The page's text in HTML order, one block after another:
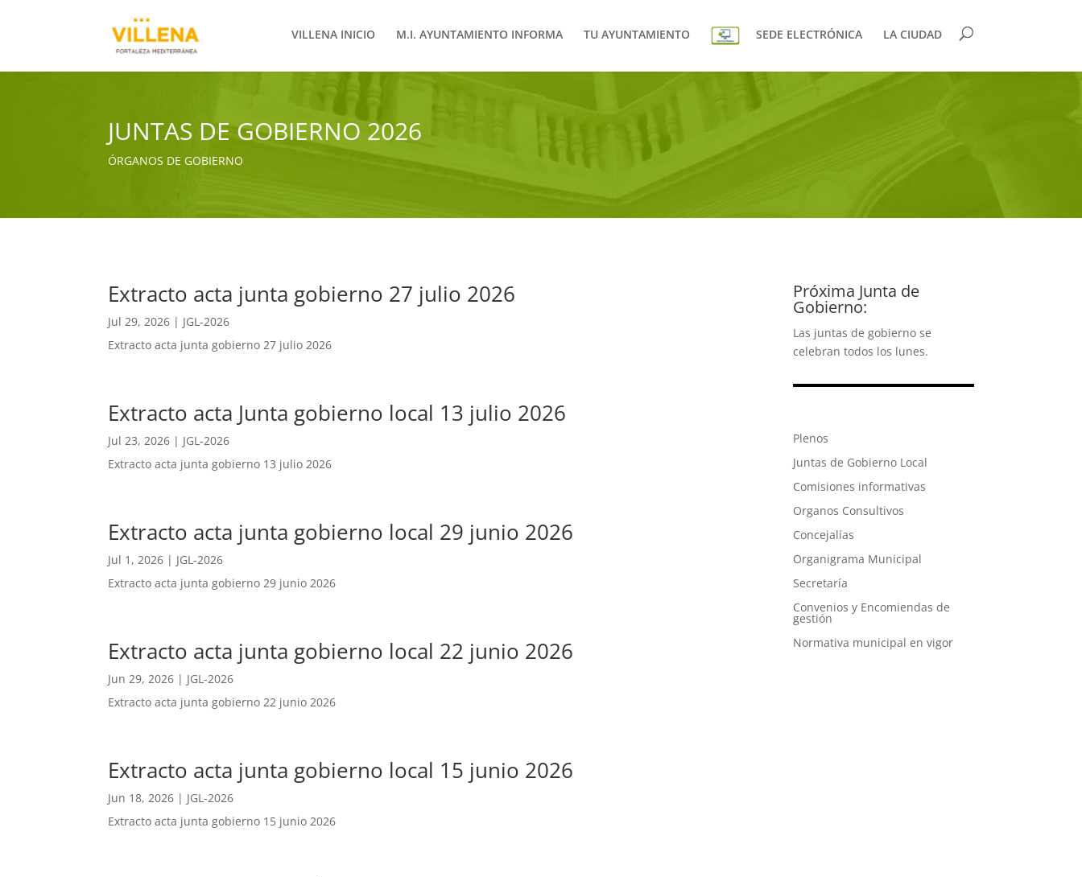
VILLENA INICIO M.I. AYUNTAMIENTO INFORMA TU AYUNTAMIENTO SEDE ELECTRÓNICA LA CIUDAD
JUNTAS DE GOBIERNO 2026
ÓRGANOS DE GOBIERNO
Extracto acta junta gobierno 27 julio 2026
Jul 29, 2026 | JGL-2026
Extracto acta junta gobierno 27 julio 2026
Extracto acta Junta gobierno local 13 julio 2026
Jul 23, 2026 | JGL-2026
Extracto acta junta gobierno 13 julio 2026
Extracto acta junta gobierno local 29 junio 2026
Jul 1, 2026 | JGL-2026
Extracto acta junta gobierno 29 junio 2026
Extracto acta junta gobierno local 22 junio 2026
Jun 29, 2026 | JGL-2026
Extracto acta junta gobierno 22 junio 2026
Extracto acta junta gobierno local 15 junio 2026
Jun 18, 2026 | JGL-2026
Extracto acta junta gobierno 15 junio 2026
Próxima Junta de
Gobierno:
Las juntas de gobierno se
celebran todos los lunes.
Plenos
Juntas de Gobierno Local
Comisiones informativas
Organos Consultivos
Concejalías
Organigrama Municipal
Secretaría
Convenios y Encomiendas de
gestión
Normativa municipal en vigor